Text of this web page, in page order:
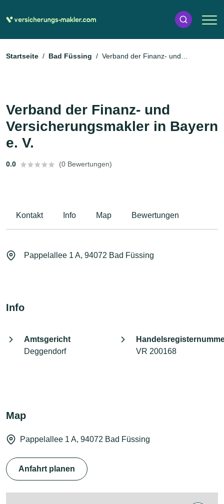
Startseite Bad Füssing
Verband der Finanz- und
Verband der Finanz- und
Versicherungsmakler in Bayern
e. V.
0.0 (0 Bewertungen)
Kontakt Info Map Bewertungen
Pappelallee 1 A, 94072 Bad Füssing
Info
Amtsgericht
Deggendorf
VR 200168
Map
Pappelallee 1 A, 94072 Bad Füssing
Anfahrt planen